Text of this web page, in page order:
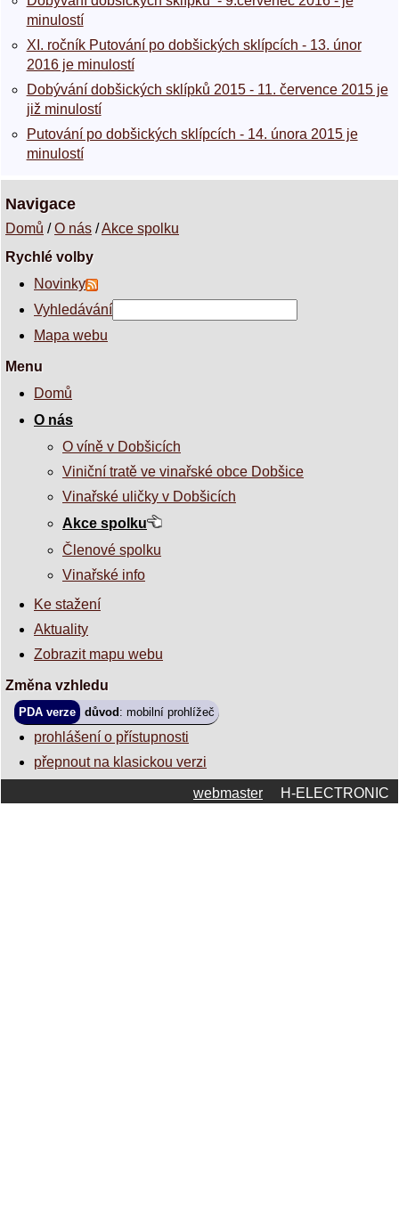
minulostí
XI. ročník Putování po dobšických sklípcích - 13. únor
2016 je minulostí
Dobývání dobšických sklípků 2015 - 11. července 2015 je
již minulostí
Putování po dobšických sklípcích - 14. února 2015 je
minulostí
Navigace
Domů /O nás /Akce spolku
Rychlé volby
Novinky
Vyhledávání
Mapa webu
Menu
Domů
O nás
O víně v Dobšicích
Viniční tratě ve vinařské obce Dobšice
Vinařské uličky v Dobšicích
Akce spolku
Členové spolku
Vinařské info
Ke stažení
Aktuality
Zobrazit mapu webu
Změna vzhledu
PDA verze důvod : mobilní prohlížeč
prohlášení o přístupnosti
přepnout na klasickou verzi
webmaster H-ELECTRONIC